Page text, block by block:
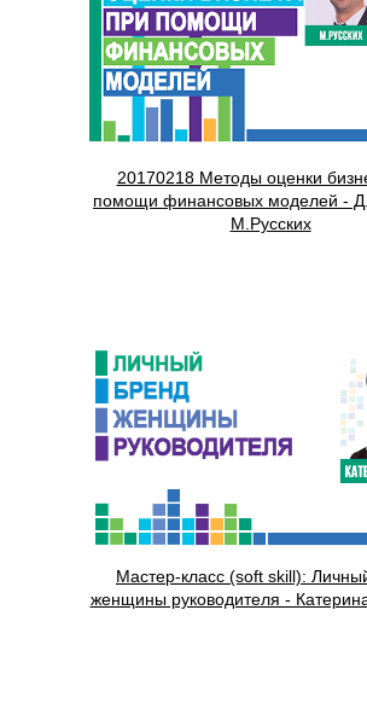
20170218 Методы оценки
помощи финансовых моделей -
М.Русских
Мастер-класс (soft skill):
женщины руководителя -